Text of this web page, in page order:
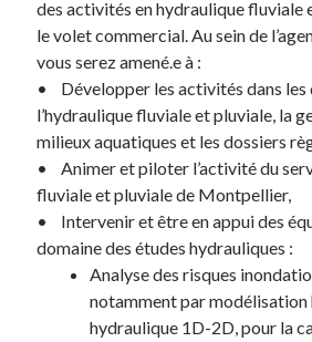
des activités en hydraulique fluviale
le volet commercial. Au sein de
vous serez amené.e à :
• Développer les activités dans les
l’hydraulique fluviale et pluviale, la
milieux aquatiques et les dossiers
• Animer et piloter l’activité du
fluviale et pluviale de Montpellier,
• Intervenir et être en appui des
domaine des études hydrauliques :
Analyse des risques
notamment par
hydraulique 1D-2D, pour la